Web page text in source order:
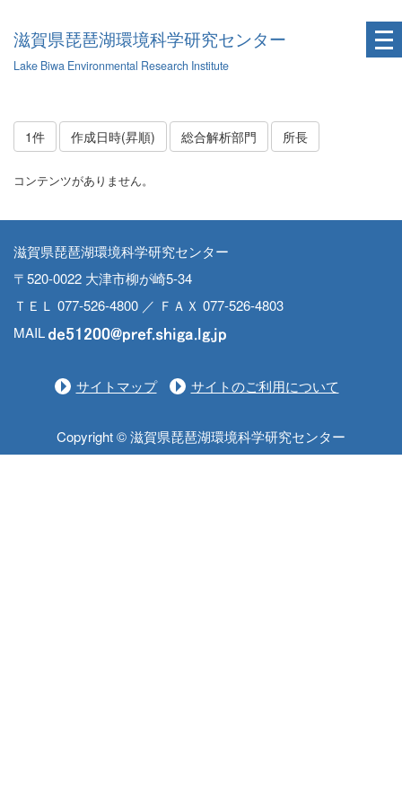
滋賀県琵琶湖環境科学研究センター
Lake Biwa Environmental Research Institute
1件 作成日時(昇順) 総合解析部門 所長
コンテンツがありません。
滋賀県琵琶湖環境科学研究センター
〒520-0022 大津市柳が崎5-34
ＴＥＬ 077-526-4800 ／ ＦＡＸ 077-526-4803
MAIL
サイトマップ サイトのご利用について
Copyright © 滋賀県琵琶湖環境科学研究センター